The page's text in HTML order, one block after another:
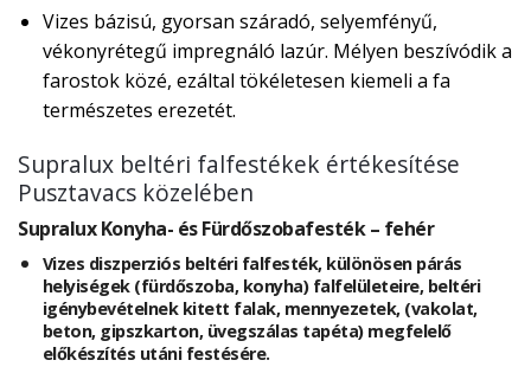
Vizes bázisú, gyorsan száradó, selyemfényű,
vékonyrétegű impregnáló lazúr. Mélyen beszívódik a
farostok közé, ezáltal tökéletesen kiemeli a fa
természetes erezetét.
Supralux beltéri falfestékek értékesítése
Pusztavacs közelében
Supralux Konyha- és Fürdőszobafesték – fehér
Vizes diszperziós beltéri falfesték, különösen párás
helyiségek (fürdőszoba, konyha) falfelületeire, beltéri
igénybevételnek kitett falak, mennyezetek, (vakolat,
beton, gipszkarton, üvegszálas tapéta) megfelelő
előkészítés utáni festésére.